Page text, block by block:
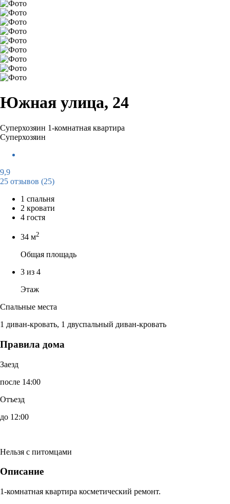
Южная улица, 24
Суперхозяин 1-комнатная квартира
Суперхозяин
9,9
25 отзывов (25)
1 спальня
2 кровати
4 гостя
34 м2
Общая площадь
3 из 4
Этаж
Спальные места
1 диван-кровать, 1 двуспальный диван-кровать
Правила дома
Заезд
после 14:00
Отъезд
до 12:00
Нельзя с питомцами
Описание
1-комнатная квартира косметический ремонт.